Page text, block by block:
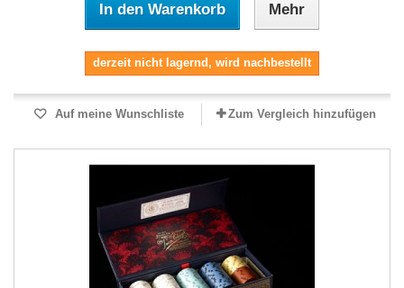
In den Warenkorb Mehr
derzeit nicht lagernd, wird nachbestellt
Auf meine Wunschliste Zum Vergleich hinzufügen